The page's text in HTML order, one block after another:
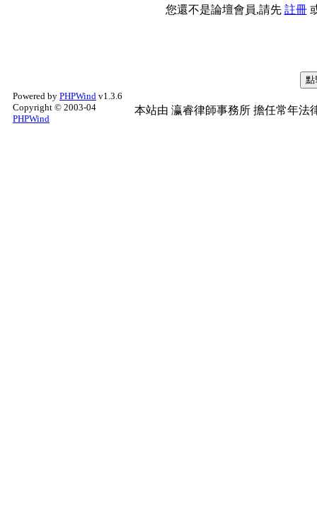
您還不是論壇會員,請先 註冊
Powered by PHPWind v1.3.6
Copyright © 2003-04
PHPWind
本站由 瀛睿律師事務所 擔任常年法